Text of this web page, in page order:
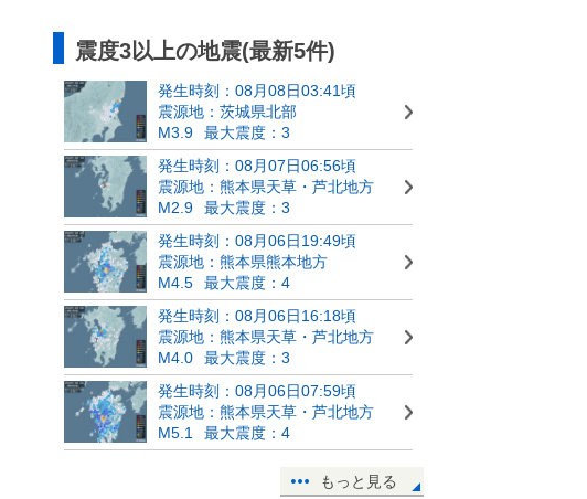
震度3以上の地震(最新5件)
発生時刻：08月08日03:41頃
震源地：茨城県北部
M3.9
最大震度：3
発生時刻：08月07日06:56頃
震源地：熊本県天草・芦北地方
M2.9
最大震度：3
発生時刻：08月06日19:49頃
震源地：熊本県熊本地方
M4.5
最大震度：4
発生時刻：08月06日16:18頃
震源地：熊本県天草・芦北地方
M4.0
最大震度：3
発生時刻：08月06日07:59頃
震源地：熊本県天草・芦北地方
M5.1
最大震度：4
もっと見る